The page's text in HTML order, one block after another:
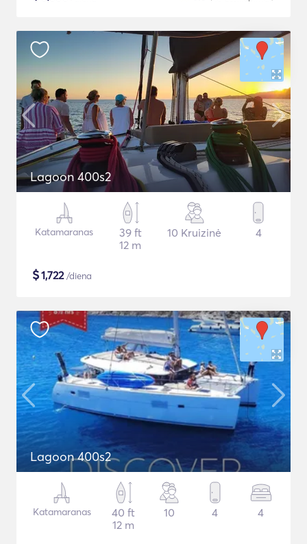
Lagoon 400s2
Katamaranas
39 ft
12 m
10 Kruizinė 4
$1,722/diena
Lagoon 400s2
Katamaranas
40 ft
12 m
10 4 4